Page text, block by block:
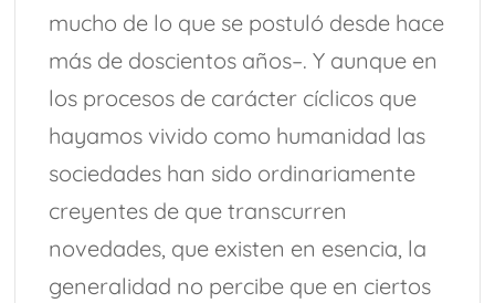
mucho de lo que se postuló desde hace
más de doscientos años–. Y aunque en
los procesos de carácter cíclicos que
hayamos vivido como humanidad las
sociedades han sido ordinariamente
creyentes de que transcurren
novedades, que existen en esencia, la
generalidad no percibe que en ciertos